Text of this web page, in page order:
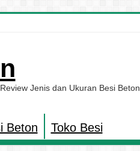
Jenis dan Ukuran Besi Beton
Beton Toko Besi